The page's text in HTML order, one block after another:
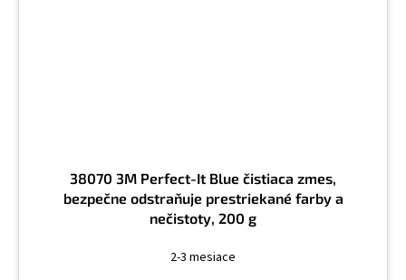
38070 3M Perfect-It Blue čistiaca zmes,
bezpečne odstraňuje prestriekané farby a
nečistoty, 200 g
2-3 mesiace